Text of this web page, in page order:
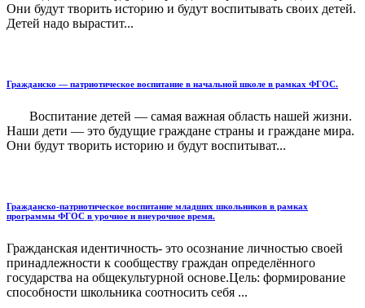
Они будут творить историю и будут воспитывать своих детей.
Детей надо вырастит...
Гражданско — патриотическое воспитание в начальной школе в рамках ФГОС.
Воспитание детей — самая важная область нашей жизни.
Наши дети — это будущие граждане страны и граждане мира.
Они будут творить историю и будут воспитыват...
Гражданско-патриотическое воспитание младших школьников в рамках
программы ФГОС в урочное и внеурочное время.
Гражданская идентичность- это осознание личностью своей
принадлежности к сообществу граждан определённого
государства на общекультурной основе.Цель: формирование
способности школьника соотносить себя ...